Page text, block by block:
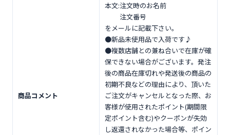
商品コメント
本文:注文時のお名前
注文番号
をメールに記載下さい。
●新品未使用品で入荷です♪
●複数店舗との兼ね合いで在庫が確
保できない場合がございます。発注
後の商品在庫切れや発送後の商品の
初期不良などの理由により、頂いた
ご注文がキャンセルとなった際、お
客様が使用されたポイント(期間限
定ポイント含む)やクーポンが失効
し返還されなかった場合等、ポイン